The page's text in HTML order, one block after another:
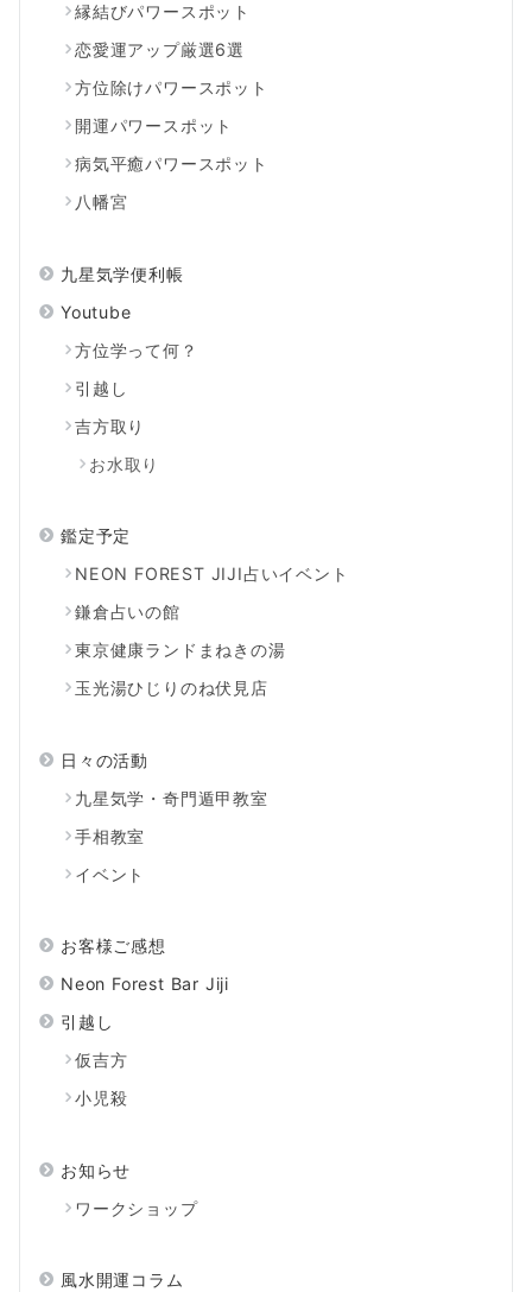
縁結びパワースポット
恋愛運アップ厳選6選
方位除けパワースポット
開運パワースポット
病気平癒パワースポット
八幡宮
九星気学便利帳
Youtube
方位学って何？
引越し
吉方取り
お水取り
鑑定予定
NEON FOREST JIJI占いイベント
鎌倉占いの館
東京健康ランドまねきの湯
玉光湯ひじりのね伏見店
日々の活動
九星気学・奇門遁甲教室
手相教室
イベント
お客様ご感想
Neon Forest Bar Jiji
引越し
仮吉方
小児殺
お知らせ
ワークショップ
風水開運コラム